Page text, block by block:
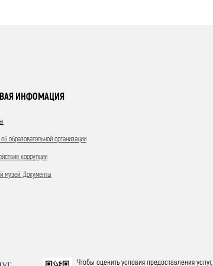
ИНФОМАЦИЯ
образовательной организации
коррупции
музей. Документы
Чтобы оценить условия предоставления услуг,